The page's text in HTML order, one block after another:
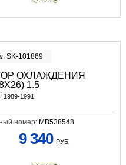
SK-101869
ОХЛАЖДЕНИЯ
1.5
1989-1991
номер: MB538548
9 340 РУБ.